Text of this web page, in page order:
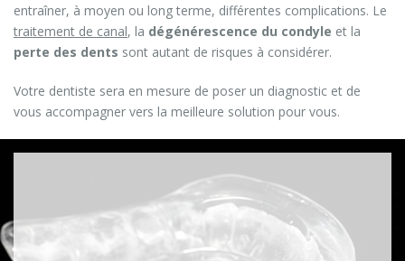
entraîner, à moyen ou long terme, différentes complications. Le
traitement de canal, la dégénérescence du condyle et la
perte des dents sont autant de risques à considérer.
Votre dentiste sera en mesure de poser un diagnostic et de
vous accompagner vers la meilleure solution pour vous.